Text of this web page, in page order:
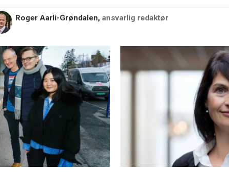
Roger Aarli-Grøndalen, ansvarlig redaktør